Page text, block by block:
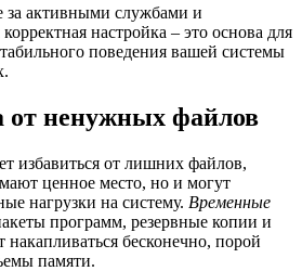
за активными службами и
настройка – это основа для
поведения вашей системы
от ненужных файлов
избавиться от лишних файлов,
ценное место, но и могут
нагрузки на систему. Временные
программ, резервные копии и
бесконечно, порой
памяти.